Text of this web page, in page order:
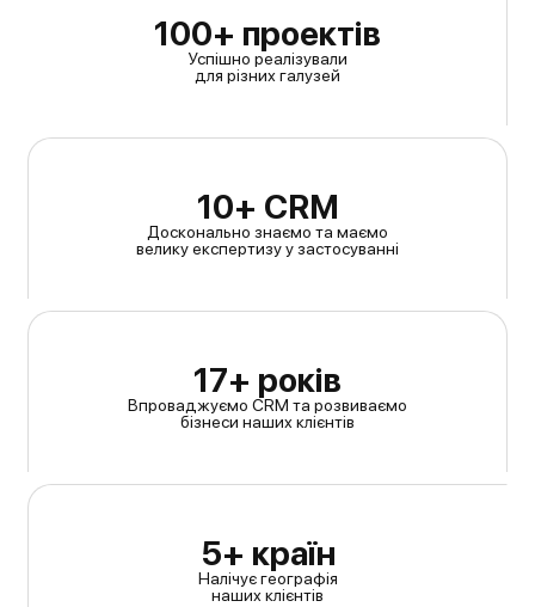
100+ проектів
Успішно реалізували
для різних галузей
10+ CRM
Досконально знаємо та маємо
велику експертизу у застосуванні
17+ років
Впроваджуємо CRM та розвиваємо
бізнеси наших клієнтів
5+ країн
Налічує географія
наших клієнтів